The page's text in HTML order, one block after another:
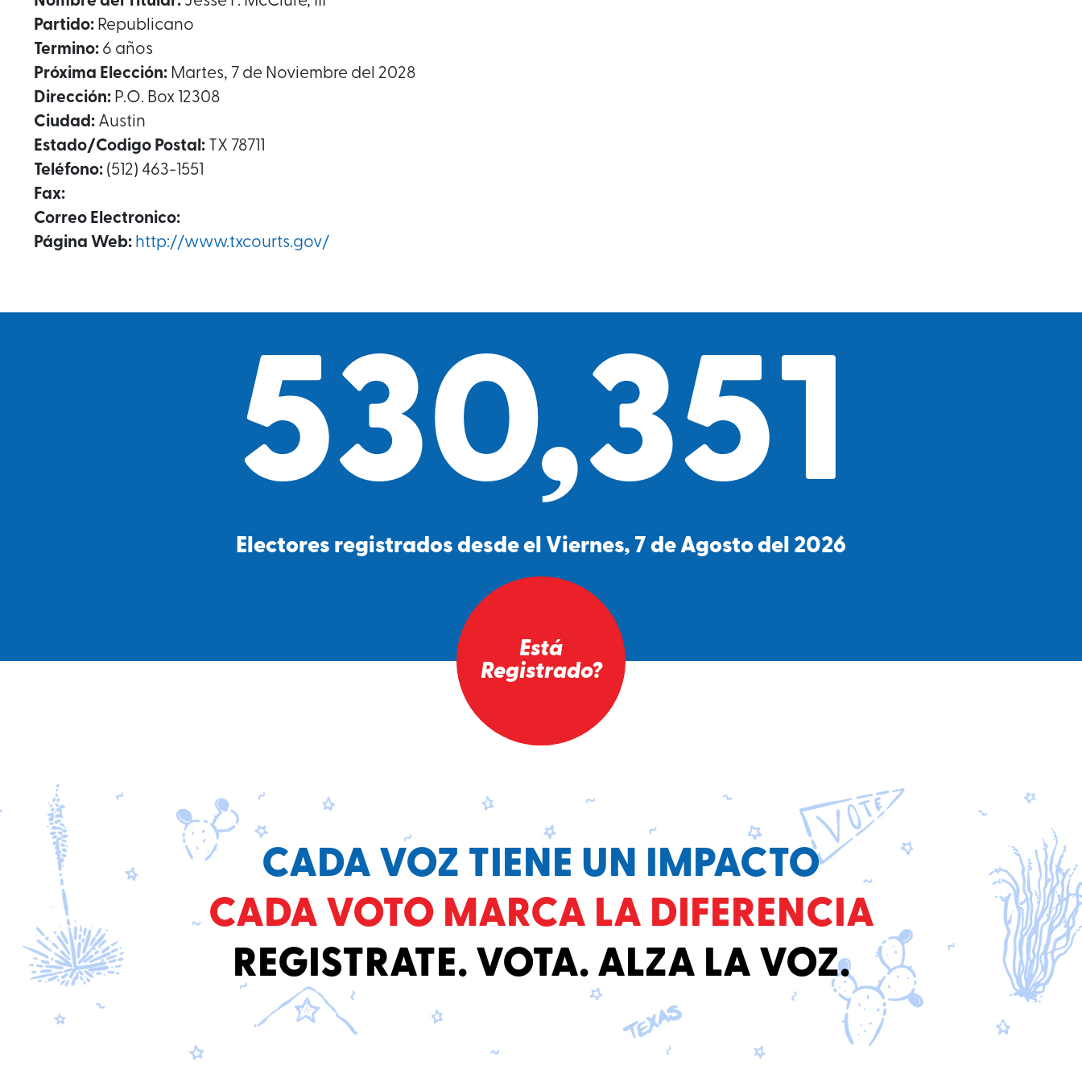
Partido: Republicano
Termino: 6 años
Próxima Elección: Martes, 7 de Noviembre del 2028
Dirección: P.O. Box 12308
Ciudad: Austin
Estado/Codigo Postal: TX 78711
Teléfono: (512) 463-1551
Fax:
Correo Electronico:
Página Web: http://www.txcourts.gov/
530,351
Electores registrados desde el Viernes, 7 de Agosto del 2026
Está
Registrado?
CADA VOZ TIENE UN IMPACTO
CADA VOTO MARCA LA DIFERENCIA
REGISTRATE. VOTA. ALZA LA VOZ.